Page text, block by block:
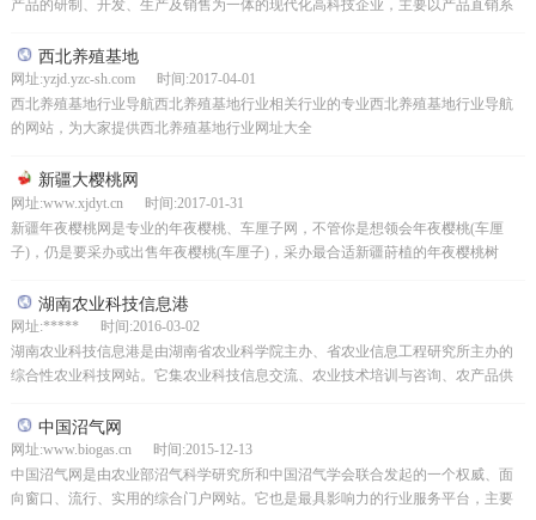
产品的研制、开发、生产及销售为一体的现代化高科技企业，主要以产品直销系
西北养殖基地
网址:yzjd.yzc-sh.com 时间:2017-04-01
西北养殖基地行业导航西北养殖基地行业相关行业的专业西北养殖基地行业导航
的网站，为大家提供西北养殖基地行业网址大全
新疆大樱桃网
网址:www.xjdyt.cn 时间:2017-01-31
新疆年夜樱桃网是专业的年夜樱桃、车厘子网，不管你是想领会年夜樱桃(车厘
子)，仍是要采办或出售年夜樱桃(车厘子)，采办最合适新疆莳植的年夜樱桃树
湖南农业科技信息港
网址:***** 时间:2016-03-02
湖南农业科技信息港是由湖南省农业科学院主办、省农业信息工程研究所主办的
综合性农业科技网站。它集农业科技信息交流、农业技术培训与咨询、农产品供
中国沼气网
网址:www.biogas.cn 时间:2015-12-13
中国沼气网是由农业部沼气科学研究所和中国沼气学会联合发起的一个权威、面
向窗口、流行、实用的综合门户网站。它也是最具影响力的行业服务平台，主要